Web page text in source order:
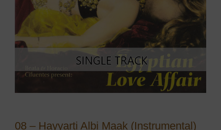
08 – Hayyarti Albi Maak (Instrumental)